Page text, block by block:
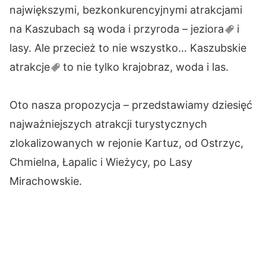
największymi, bezkonkurencyjnymi atrakcjami
na Kaszubach są woda i przyroda – jeziora
i
lasy. Ale przecież to nie wszystko… Kaszubskie
atrakcje
to nie tylko krajobraz, woda i las.
Oto nasza propozycja – przedstawiamy dziesięć
najważniejszych atrakcji turystycznych
zlokalizowanych w rejonie Kartuz, od Ostrzyc,
Chmielna, Łapalic i Wieżycy, po Lasy
Mirachowskie.